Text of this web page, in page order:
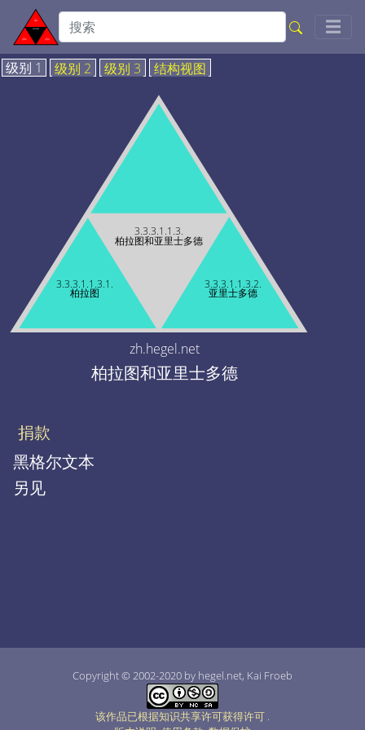
☰
级别 1 级别 2 级别 3 结构视图
3.3.3.1.1.3.
柏拉图和亚里士多德
3.3.3.1.1.3.1.
柏拉图
3.3.3.1.1.3.2.
亚里士多德
zh.hegel.net
柏拉图和亚里士多德
捐款
黑格尔文本
另见
Copyright © 2002-2020 by hegel.net, Kai Froeb
该作品已根据知识共享许可获得许可 .